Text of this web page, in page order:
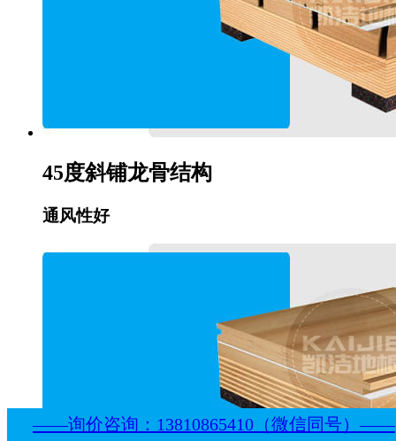
45度斜铺龙骨结构
通风性好
——询价咨询：13810865410（微信同号）——